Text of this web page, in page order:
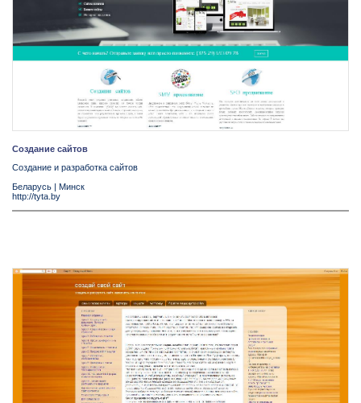
Создание сайтов
Создание и разработка сайтов
Беларусь | Минск
http://tyta.by